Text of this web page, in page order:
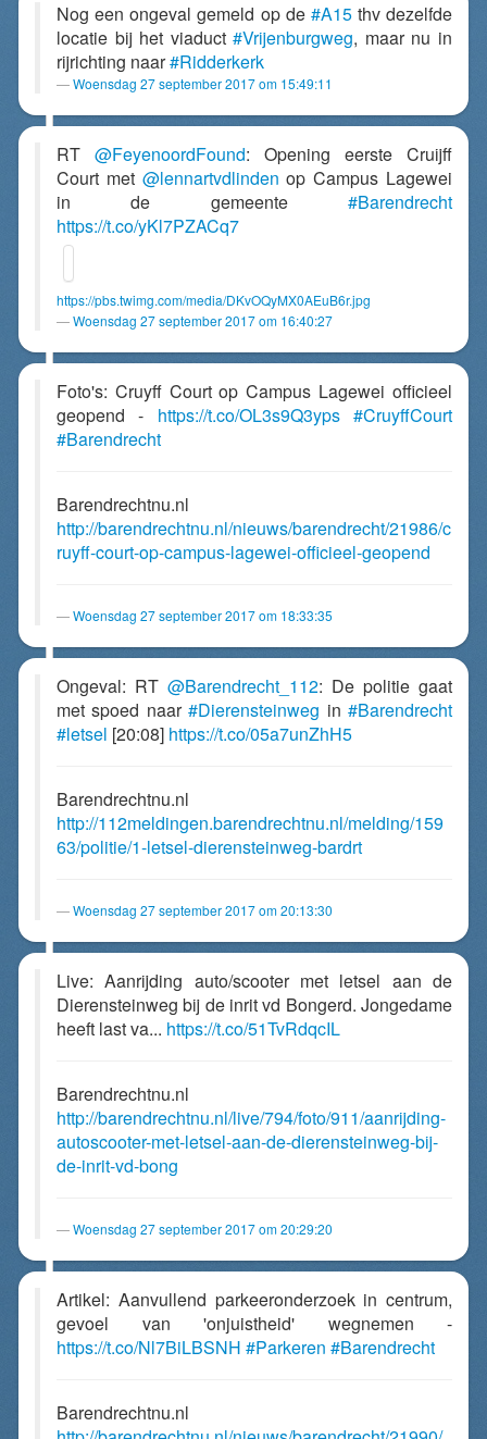
Nog een ongeval gemeld op de #A15thv dezelfde
locatie bij het viaduct#Vrijenburgweg, maar nu in
rijrichting naar#Ridderkerk
Woensdag 27 september 2017 om 15:49:11
RT @FeyenoordFound: Opening eerste Cruijff
Court met @lennartvdlinden op Campus Lagewei
in de gemeente #Barendrecht
https://t.co/yKl7PZACq7
https://pbs.twimg.com/media/DKvOQyMX0AEuB6r.jpg
Woensdag 27 september 2017 om 16:40:27
Foto's: Cruyff Court op Campus Lagewei officieel
geopend - https://t.co/OL3s9Q3yps #CruyffCourt
#Barendrecht
Barendrechtnu.nl
http://barendrechtnu.nl/nieuws/barendrecht/21986/c
ruyff-court-op-campus-lagewei-officieel-geopend
Woensdag 27 september 2017 om 18:33:35
Ongeval: RT @Barendrecht_112: De politie gaat
met spoed naar#Dierensteinweg in#Barendrecht
#letsel [20:08] https://t.co/05a7unZhH5
Barendrechtnu.nl
http://112meldingen.barendrechtnu.nl/melding/159
63/politie/1-letsel-dierensteinweg-bardrt
Woensdag 27 september 2017 om 20:13:30
Live: Aanrijding auto/scooter met letsel aan de
Dierensteinweg bij de inrit vd Bongerd. Jongedame
heeft last va... https://t.co/51TvRdqcIL
Barendrechtnu.nl
http://barendrechtnu.nl/live/794/foto/911/aanrijding-
autoscooter-met-letsel-aan-de-dierensteinweg-bij-
de-inrit-vd-bong
Woensdag 27 september 2017 om 20:29:20
Artikel: Aanvullend parkeeronderzoek in centrum,
gevoel van 'onjuistheid' wegnemen -
https://t.co/Nl7BiLBSNH #Parkeren #Barendrecht
Barendrechtnu.nl